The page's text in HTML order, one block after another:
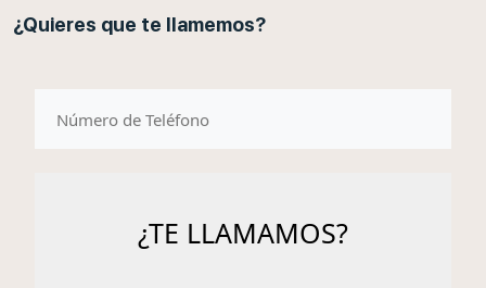
¿Quieres que te llamemos?